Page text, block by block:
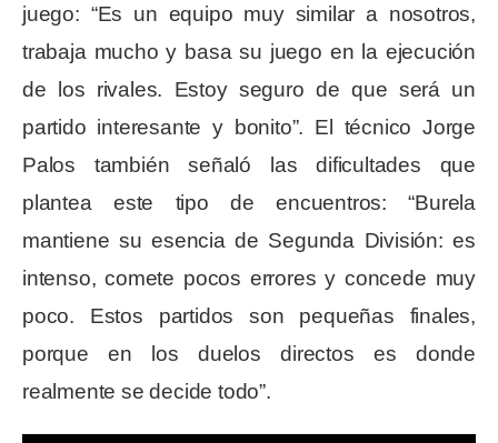
juego: “Es un equipo muy similar a nosotros,
trabaja mucho y basa su juego en la ejecución
de los rivales. Estoy seguro de que será un
partido interesante y bonito”. El técnico Jorge
Palos también señaló las dificultades que
plantea este tipo de encuentros: “Burela
mantiene su esencia de Segunda División: es
intenso, comete pocos errores y concede muy
poco. Estos partidos son pequeñas finales,
porque en los duelos directos es donde
realmente se decide todo”.